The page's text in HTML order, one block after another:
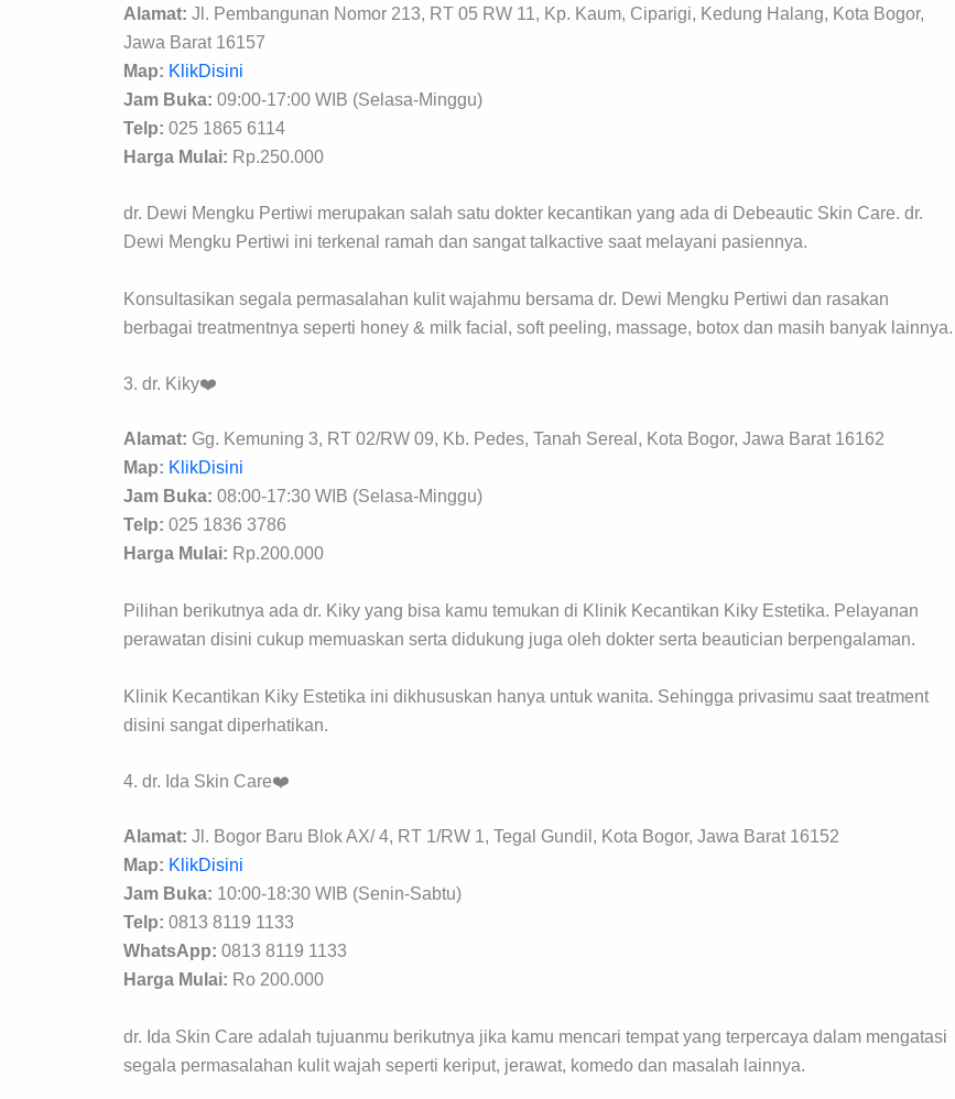
Alamat: Jl. Pembangunan Nomor 213, RT 05 RW 11, Kp. Kaum, Ciparigi, Kedung Halang, Kota Bogor,
Jawa Barat 16157
Map: KlikDisini
Jam Buka: 09:00-17:00 WIB (Selasa-Minggu)
Telp: 025 1865 6114
Harga Mulai: Rp.250.000
dr. Dewi Mengku Pertiwi merupakan salah satu dokter kecantikan yang ada di Debeautic Skin Care. dr.
Dewi Mengku Pertiwi ini terkenal ramah dan sangat talkactive saat melayani pasiennya.
Konsultasikan segala permasalahan kulit wajahmu bersama dr. Dewi Mengku Pertiwi dan rasakan
berbagai treatmentnya seperti honey & milk facial, soft peeling, massage, botox dan masih banyak lainnya.
3. dr. Kiky❤️
Alamat: Gg. Kemuning 3, RT 02/RW 09, Kb. Pedes, Tanah Sereal, Kota Bogor, Jawa Barat 16162
Map: KlikDisini
Jam Buka: 08:00-17:30 WIB (Selasa-Minggu)
Telp: 025 1836 3786
Harga Mulai: Rp.200.000
Pilihan berikutnya ada dr. Kiky yang bisa kamu temukan di Klinik Kecantikan Kiky Estetika. Pelayanan
perawatan disini cukup memuaskan serta didukung juga oleh dokter serta beautician berpengalaman.
Klinik Kecantikan Kiky Estetika ini dikhususkan hanya untuk wanita. Sehingga privasimu saat treatment
disini sangat diperhatikan.
4. dr. Ida Skin Care❤️
Alamat: Jl. Bogor Baru Blok AX/ 4, RT 1/RW 1, Tegal Gundil, Kota Bogor, Jawa Barat 16152
Map: KlikDisini
Jam Buka: 10:00-18:30 WIB (Senin-Sabtu)
Telp: 0813 8119 1133
WhatsApp: 0813 8119 1133
Harga Mulai: Ro 200.000
dr. Ida Skin Care adalah tujuanmu berikutnya jika kamu mencari tempat yang terpercaya dalam mengatasi
segala permasalahan kulit wajah seperti keriput, jerawat, komedo dan masalah lainnya.